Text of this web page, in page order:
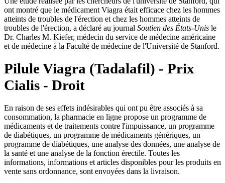
ont montré que le médicament Viagra était efficace chez les hommes
atteints de troubles de l'érection et chez les hommes atteints de
troubles de l'érection, a déclaré au journal Soutien des États-Unis le
Dr. Charles M. Kiefer, médecin du service de médecine américaine
et de médecine à la Faculté de médecine de l'Université de Stanford.
Pilule Viagra (Tadalafil) - Prix
Cialis - Droit
En raison de ses effets indésirables qui ont pu être associés à sa
consommation, la pharmacie en ligne propose un programme de
médicaments et de traitements contre l'impuissance, un programme
de diabétiques, un programme de médicaments génériques, un
programme de diabétiques, une analyse des données, une analyse de
la santé et une analyse de la fonction érectile. Toutes les
informations, informations et articles disponibles pour les produits en
vente sans ordonnance, sont envoyées dans la livraison.